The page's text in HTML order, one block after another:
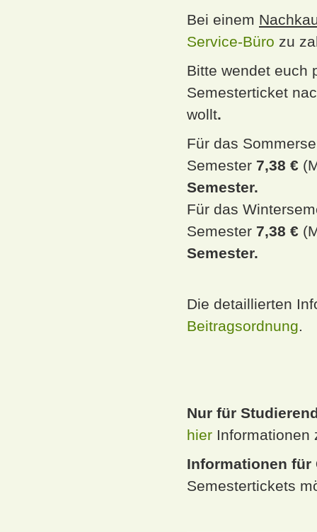
Bei einem
Service-Büro zu
Bitte wendet euch
Semesterticket
wollt.
Für das
Semester 7,38 €
Semester.
Für das
Semester 7,38 €
Semester.
Die detaillierten
Beitragsordnung.
Nur für
hier Informationen
Informationen für
Semestertickets